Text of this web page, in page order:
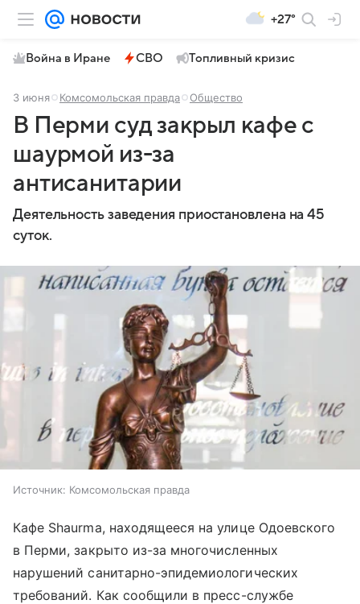
+27°
Война в Иране СВО Топливный кризис
3 июня Комсомольская правда Общество
В Перми суд закрыл кафе с
шаурмой из-за
антисанитарии
Деятельность заведения приостановлена на 45
суток.
Источник: Комсомольская правда
Кафе Shaurma, находящееся на улице Одоевского
в Перми, закрыто из-за многочисленных
нарушений санитарно-эпидемиологических
требований. Как сообщили в пресс-службе